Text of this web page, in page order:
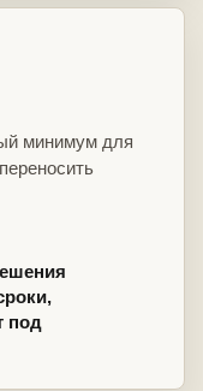
минимум для
под